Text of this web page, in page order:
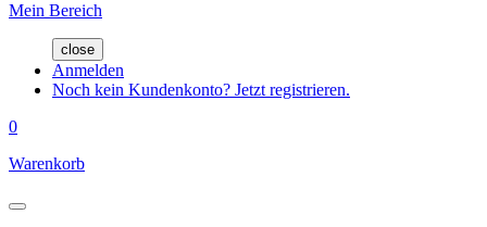
Mein Bereich
close
Anmelden
Noch kein Kundenkonto? Jetzt registrieren.
0
Warenkorb